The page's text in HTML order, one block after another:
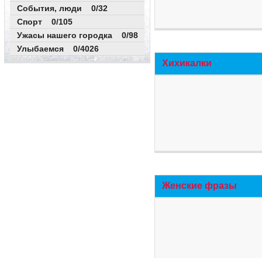
События, люди 0/32
Спорт 0/105
Ужасы нашего городка 0/98
Улыбаемся 0/4026
Хихикалки
Женские фразы